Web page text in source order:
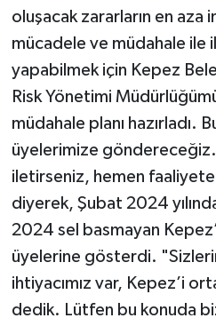
oluşacak zararların en aza
mücadele ve müdahale ile
yapabilmek için Kepez
Risk Yönetimi
müdahale planı hazırladı.
üyelerimize
iletirseniz, hemen
diyerek, Şubat 2024
2024 sel basmayan
üyelerine gösterdi.
ihtiyacımız var, Kepez’i
dedik. Lütfen bu konuda